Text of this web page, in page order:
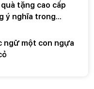
tặng cao cấp
ý nghĩa trong
ngữ một con ngựa